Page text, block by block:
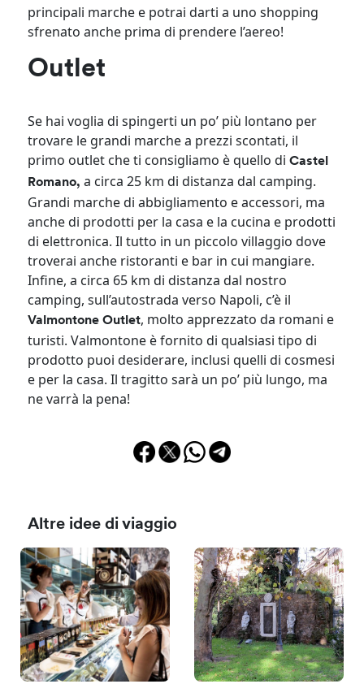
principali marche e potrai darti a uno shopping
sfrenato anche prima di prendere l’aereo!
Outlet
Se hai voglia di spingerti un po’ più lontano per
trovare le grandi marche a prezzi scontati, il
primo outlet che ti consigliamo è quello diCastel
Romano, a circa 25 km di distanza dal camping.
Grandi marche di abbigliamento e accessori, ma
anche di prodotti per la casa e la cucina e prodotti
di elettronica. Il tutto in un piccolo villaggio dove
troverai anche ristoranti e bar in cui mangiare.
Infine, a circa 65 km di distanza dal nostro
camping, sull’autostrada verso Napoli, c’è il
Valmontone Outlet, molto apprezzato da romani e
turisti. Valmontone è fornito di qualsiasi tipo di
prodotto puoi desiderare, inclusi quelli di cosmesi
e per la casa. Il tragitto sarà un po’ più lungo, ma
ne varrà la pena!
Altre idee di viaggio